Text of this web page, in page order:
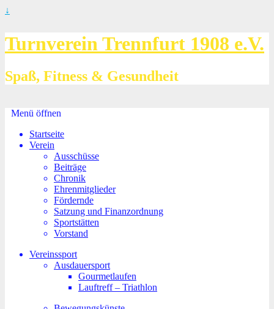
↓
Turnverein Trennfurt 1908 e.V.
Spaß, Fitness & Gesundheit
Menü öffnen
Startseite
Verein
Ausschüsse
Beiträge
Chronik
Ehrenmitglieder
Fördernde
Satzung und Finanzordnung
Sportstätten
Vorstand
Vereinssport
Ausdauersport
Gourmetlaufen
Lauftreff – Triathlon